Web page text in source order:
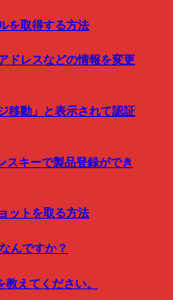
を取得する方法
ドレスなどの情報を変更
移動」と表示されて認証
スキーで製品登録ができ
ットを取る方法
んですか？
えてください。